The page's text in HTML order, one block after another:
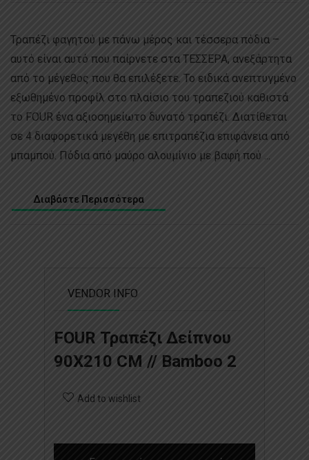
Τραπέζι φαγητού με πάνω μέρος και τέσσερα πόδια –
αυτό είναι αυτό που παίρνετε στα ΤΕΣΣΕΡΑ, ανεξάρτητα
από το μέγεθος που θα επιλέξετε. Το ειδικά ανεπτυγμένο
εξωθημένο προφίλ στο πλαίσιο του τραπεζιού καθιστά
το FOUR ένα αξιοσημείωτο δυνατό τραπέζι. Διατίθεται
σε 4 διαφορετικά μεγέθη με επιτραπέζια επιφάνεια από
μπαμπού. Πόδια από μαύρο αλουμίνιο με βαφή πού ...
Διαβάστε Περισσότερα
VENDOR INFO
FOUR Τραπέζι Δείπνου
90X210 CM // Bamboo 2
Add to wishlist